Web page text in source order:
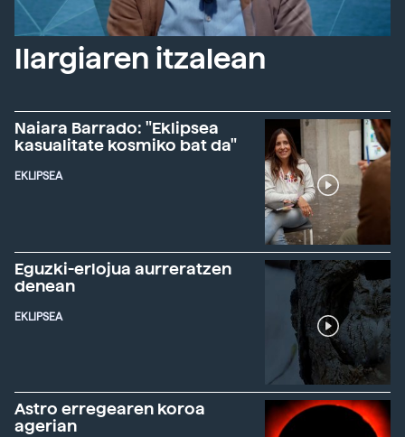
Ilargiaren itzalean
Naiara Barrado: "Eklipsea
kasualitate kosmiko bat da"
EKLIPSEA
Eguzki-erlojua aurreratzen
denean
EKLIPSEA
Astro erregearen koroa
agerian